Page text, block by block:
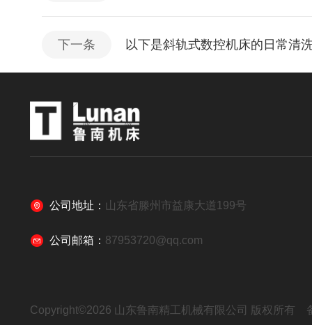
下一条 以下是斜轨式数控机床的日常清
公司地址： 山东省滕州市益康大道199号
公司邮箱： 87953720@qq.com
Copyright©2026 山东鲁南精工机械有限公司 版权所有